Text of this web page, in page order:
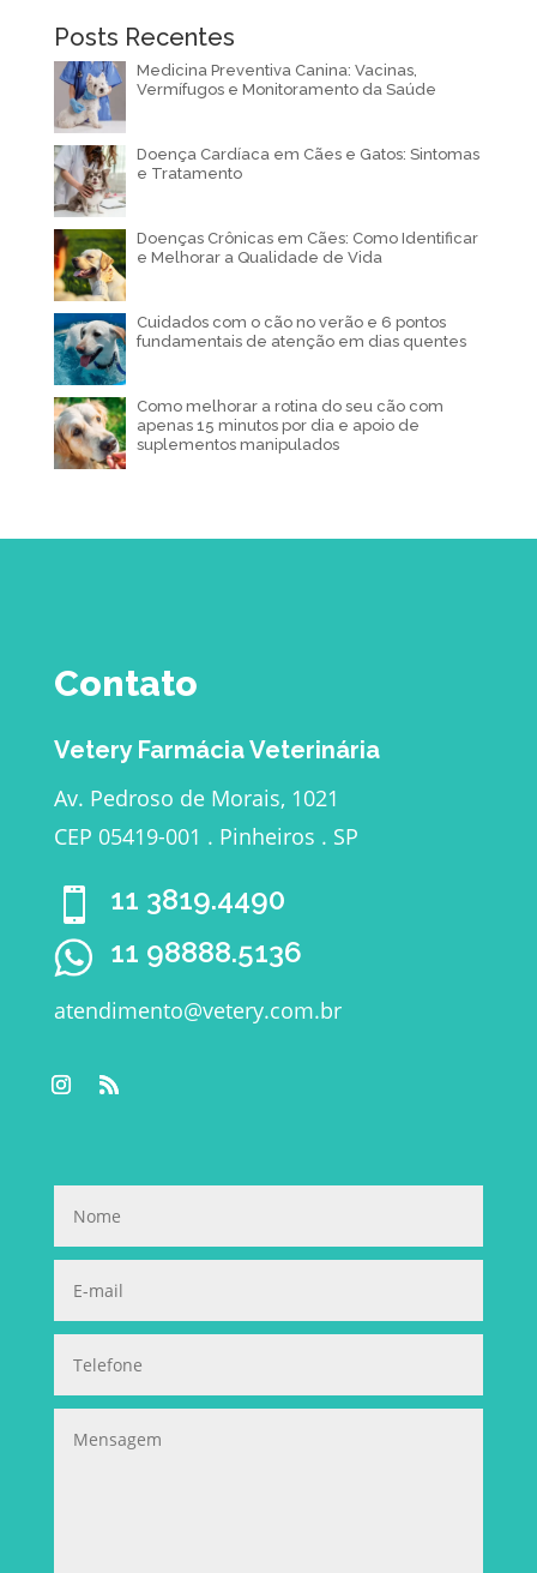
Posts Recentes
Medicina Preventiva Canina: Vacinas,
Vermífugos e Monitoramento da Saúde
Doença Cardíaca em Cães e Gatos: Sintomas
e Tratamento
Doenças Crônicas em Cães: Como Identificar
e Melhorar a Qualidade de Vida
Cuidados com o cão no verão e 6 pontos
fundamentais de atenção em dias quentes
Como melhorar a rotina do seu cão com
apenas 15 minutos por dia e apoio de
suplementos manipulados
Contato
Vetery Farmácia Veterinária
Av. Pedroso de Morais, 1021
CEP 05419-001 . Pinheiros . SP

11 3819.4490
11 98888.5136
atendimento@vetery.com.br